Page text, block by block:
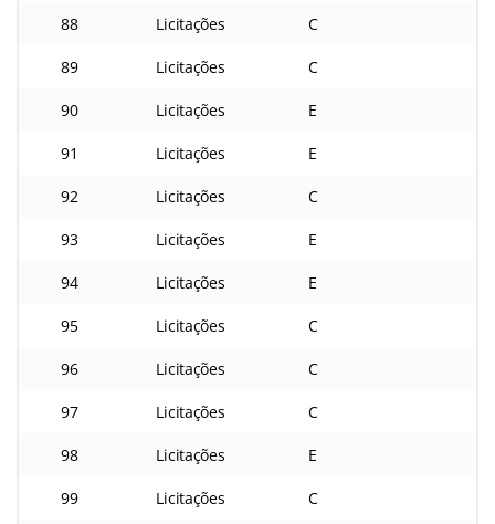
88 Licitações C
89 Licitações C
90 Licitações E
91 Licitações E
92 Licitações C
93 Licitações E
94 Licitações E
95 Licitações C
96 Licitações C
97 Licitações C
98 Licitações E
99 Licitações C